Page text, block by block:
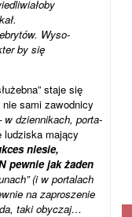
Wyso­
by się
staje się
sami zawod­nicy
w dzien­ni­kach, por­ta­
ludzi­ska mający
nie­sie,
pew­nie jak żaden
(i w por­ta­lach
na zapro­sze­nie
taki oby­czaj…